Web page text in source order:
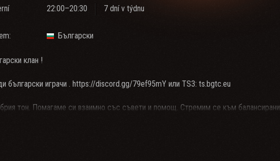
22:00–20:30 7 dní v týdnu
Български
клан !
български играчи . https://discord.gg/79ef95mY или TS3: ts.bgtc.eu
тон. Помагаме си взаимно със съвети и помощ. Стремим се към балансирани